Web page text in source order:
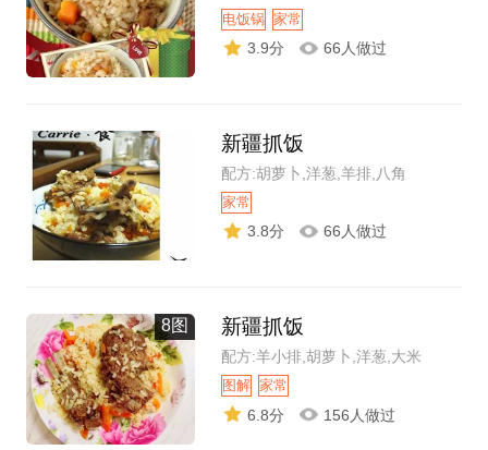
电饭锅 家常
3.9分 66人做过
新疆抓饭
配方:胡萝卜,洋葱,羊排,八角
家常
3.8分 66人做过
8图 新疆抓饭
配方:羊小排,胡萝卜,洋葱,大米
图解 家常
6.8分 156人做过